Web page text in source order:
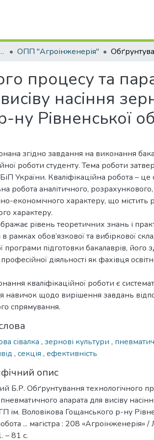
магістрів ОПП "Агроінженерія"
процесу та
насіння
ну Рівненської
згідно завдання на виконання
роботи студенту. Тема роботи
України. Кваліфікаційна робота – це
робота аналітичного,
економічного характеру, що містить
характеру.
рівень теоретичних знань і
рамках обов’язкової та вибіркової
програми підготовки бакалаврів, його
професійної діяльності як фахівця
кваліфікаційної роботи є
навичок щодо вирішення завдань
спрямування.
сівалка , зернові культури ,
, секція , ефективність
опис
Б.Р. Обґрунтування технологічного
апарата для висіву
ім. Воловікова Гощанського р-ну
... магістра : 208 «Агроінженерія»
– 81 с.